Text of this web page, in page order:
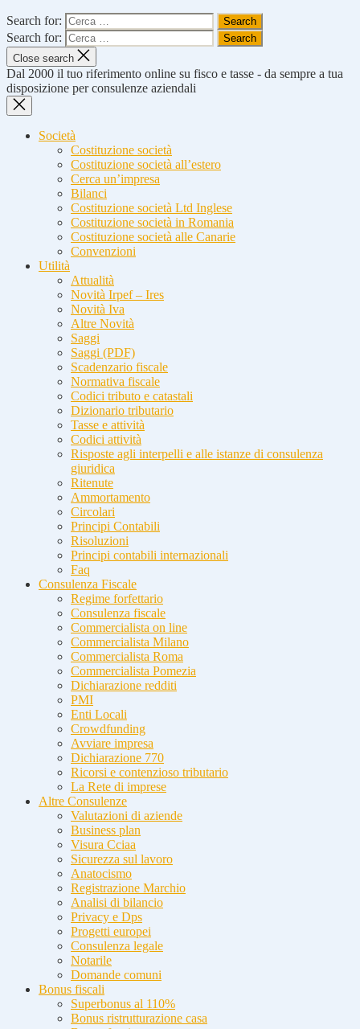
Search for:
Search for:
Close search
Dal 2000 il tuo riferimento online su fisco e tasse - da sempre a tua
disposizione per consulenze aziendali
Società
Costituzione società
Costituzione società all’estero
Cerca un’impresa
Bilanci
Costituzione società Ltd Inglese
Costituzione società in Romania
Costituzione società alle Canarie
Convenzioni
Utilità
Attualità
Novità Irpef – Ires
Novità Iva
Altre Novità
Saggi
Saggi (PDF)
Scadenzario fiscale
Normativa fiscale
Codici tributo e catastali
Dizionario tributario
Tasse e attività
Codici attività
Risposte agli interpelli e alle istanze di consulenza
giuridica
Ritenute
Ammortamento
Circolari
Principi Contabili
Risoluzioni
Principi contabili internazionali
Faq
Consulenza Fiscale
Regime forfettario
Consulenza fiscale
Commercialista on line
Commercialista Milano
Commercialista Roma
Commercialista Pomezia
Dichiarazione redditi
PMI
Enti Locali
Crowdfunding
Avviare impresa
Dichiarazione 770
Ricorsi e contenzioso tributario
La Rete di imprese
Altre Consulenze
Valutazioni di aziende
Business plan
Visura Cciaa
Sicurezza sul lavoro
Anatocismo
Registrazione Marchio
Analisi di bilancio
Privacy e Dps
Progetti europei
Consulenza legale
Notarile
Domande comuni
Bonus fiscali
Superbonus al 110%
Bonus ristrutturazione casa